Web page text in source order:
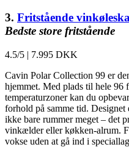
3. Fritstående
Bedste store fritstående
4.5/5 | 7.995 DKK
Cavin Polar Collection 99 er
hjemmet. Med plads til hele 96
temperaturzoner kan du
forhold på samme tid. Designet
ikke bare rummer meget – det
vinkælder eller køkken-alrum.
vokse uden at gå ind i